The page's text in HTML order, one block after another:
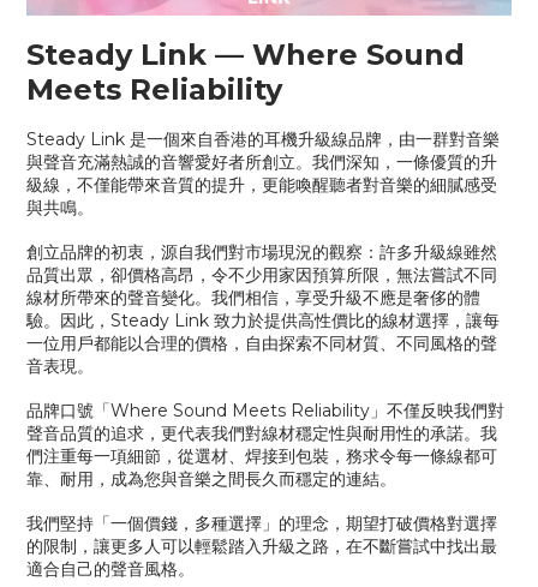
Steady Link — Where Sound
Meets Reliability
Steady Link 是一個來自香港的耳機升級線品牌，由一群對音樂
與聲音充滿熱誠的音響愛好者所創立。我們深知，一條優質的升
級線，不僅能帶來音質的提升，更能喚醒聽者對音樂的細膩感受
與共鳴。
創立品牌的初衷，源自我們對市場現況的觀察：許多升級線雖然
品質出眾，卻價格高昂，令不少用家因預算所限，無法嘗試不同
線材所帶來的聲音變化。我們相信，享受升級不應是奢侈的體
驗。因此，Steady Link 致力於提供高性價比的線材選擇，讓每
一位用戶都能以合理的價格，自由探索不同材質、不同風格的聲
音表現。
品牌口號「Where Sound Meets Reliability」不僅反映我們對
聲音品質的追求，更代表我們對線材穩定性與耐用性的承諾。我
們注重每一項細節，從選材、焊接到包裝，務求令每一條線都可
靠、耐用，成為您與音樂之間長久而穩定的連結。
我們堅持「一個價錢，多種選擇」的理念，期望打破價格對選擇
的限制，讓更多人可以輕鬆踏入升級之路，在不斷嘗試中找出最
適合自己的聲音風格。